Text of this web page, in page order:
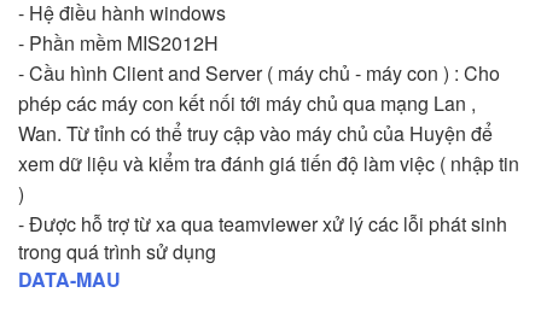
- Hệ điều hành windows
- Phần mềm MIS2012H
- Cầu hình Client and Server ( máy chủ - máy con ) : Cho
phép các máy con kết nối tới máy chủ qua mạng Lan ,
Wan. Từ tỉnh có thể truy cập vào máy chủ của Huyện để
xem dữ liệu và kiểm tra đánh giá tiến độ làm việc ( nhập tin
)
- Được hỗ trợ từ xa qua teamviewer xử lý các lỗi phát sinh
trong quá trình sử dụng
DATA-MAU